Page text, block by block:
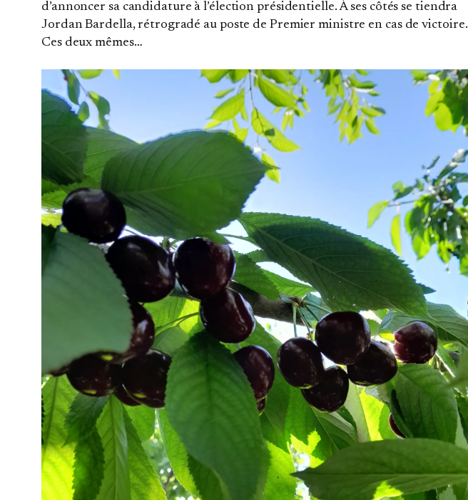
d’annoncer sa candidature à l’élection présidentielle. À ses côtés se tiendra
Jordan Bardella, rétrogradé au poste de Premier ministre en cas de victoire.
Ces deux mêmes…